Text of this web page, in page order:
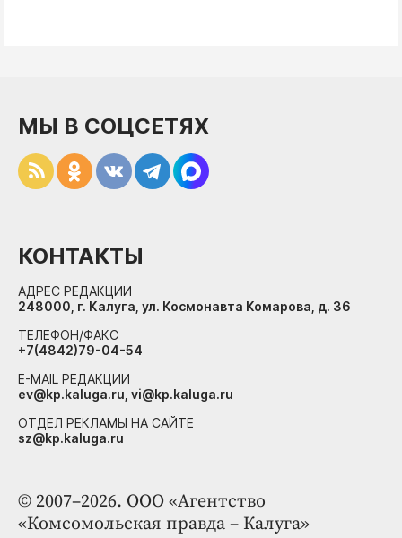
© 2007–2026. ООО «Агентство
«Комсомольская правда – Калуга»
МЫ В СОЦСЕТЯХ
КОНТАКТЫ
АДРЕС РЕДАКЦИИ
248000, г. Калуга, ул. Космонавта Комарова, д. 36
ТЕЛЕФОН/ФАКС
+7(4842)79-04-54
E-MAIL РЕДАКЦИИ
ev@kp.kaluga.ru, vi@kp.kaluga.ru
ОТДЕЛ РЕКЛАМЫ НА САЙТЕ
sz@kp.kaluga.ru